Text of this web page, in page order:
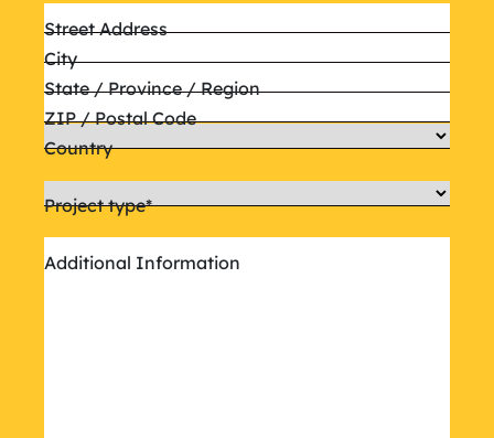
Street Address
City
State / Province / Region
ZIP / Postal Code
Country
Project type*
Additional Information